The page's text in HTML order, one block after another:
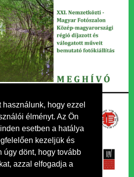
hogy ezzel
élményt. Az Ön
esetben a hatálya
kezeljük és
úgy dönt, hogy tovább
azzal elfogadja a